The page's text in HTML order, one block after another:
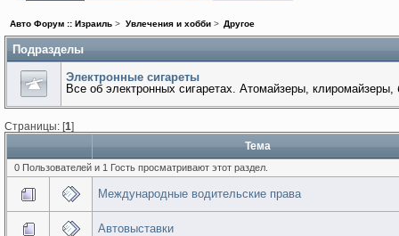
Авто Форум :: Израиль > Увлечения и хобби> Другое
Подразделы
Электронные сигареты
Все об электронных сигаретах. Атомайзеры, клиромайзеры,
Страницы: [1]
Тема
0 Пользователей и 1 Гость просматривают этот раздел.
Международные водительские права
Автовыставки